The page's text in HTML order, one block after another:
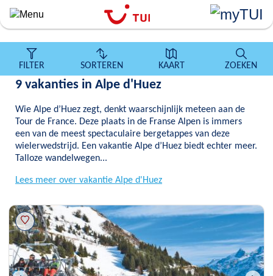
Overslaan
algemene
inhoud
FILTER SORTEREN KAART ZOEKEN
9 vakanties in Alpe d'Huez
Wie Alpe d’Huez zegt, denkt waarschijnlijk meteen aan de
Tour de France. Deze plaats in de Franse Alpen is immers
een van de meest spectaculaire bergetappes van deze
wielerwedstrijd. Een vakantie Alpe d’Huez biedt echter meer.
Talloze wandelwegen...
Lees meer over vakantie Alpe d'Huez